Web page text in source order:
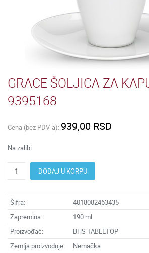
GRACE ŠOLJICA ZA
9395168
Cena (bez PDV-a): 939,00 RSD
Na zalihi
DODAJ U KORPU
Šifra:
4018082463435
Zapremina:
190 ml
Proizvođač:
BHS TABLETOP
Zemlja proizvodnje:
Nemačka